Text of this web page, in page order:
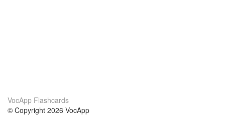
VocApp Flashcards
© Copyright 2026 VocApp